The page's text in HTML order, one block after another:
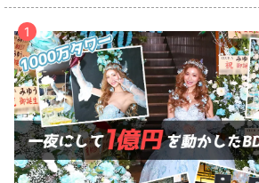
1